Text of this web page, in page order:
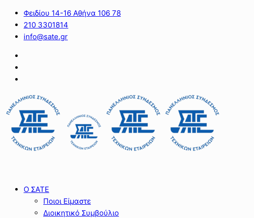
Φειδίου 14-16 Αθήνα 106 78
210 3301814
info@sate.gr
Ο ΣΑΤΕ
Ποιοι Είμαστε
Διοικητικό Συμβούλιο